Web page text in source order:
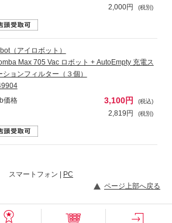
2,000円 (税別)
（アイロボット）
Max 705 Vac ロボット + AutoEmpty 充電ス
ションフィルター（３個）
価格
3,100円 (税込)
2,819円 (税別)
スマートフォン |
PC
ページ上部へ戻る